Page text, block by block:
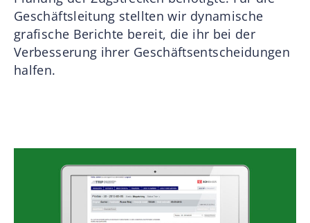
Geschäftsleitung stellten wir dynamische
grafische Berichte bereit, die ihr bei der
Verbesserung ihrer Geschäftsentscheidungen
halfen.